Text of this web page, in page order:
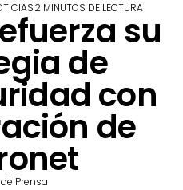
2 MINUTOS DE LECTURA
su
de
con
de
Prensa